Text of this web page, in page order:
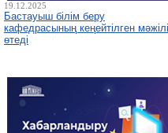
19.12.2025
Бастауыш білім беру
кафедрасының кеңейтілген
өтеді